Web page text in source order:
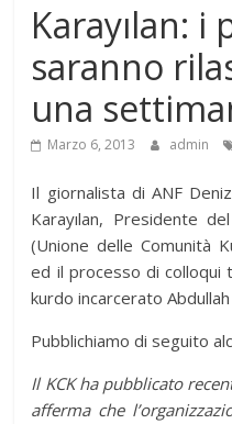
Karayılan: i
saranno
una
Marzo 6, 2013 admin
Il giornalista di ANF
Karayılan, Presidente
(Unione delle Comunità
ed il processo di
kurdo incarcerato Abdullah
Pubblichiamo di seguito
Il KCK ha pubblicato
afferma che